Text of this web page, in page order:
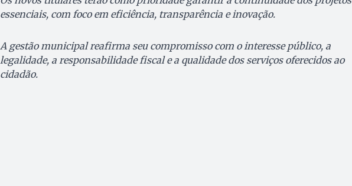
essenciais, com foco em eficiência, transparência e inovação.
A gestão municipal reafirma seu compromisso com o interesse público, a
legalidade, a responsabilidade fiscal e a qualidade dos serviços oferecidos ao
cidadão.